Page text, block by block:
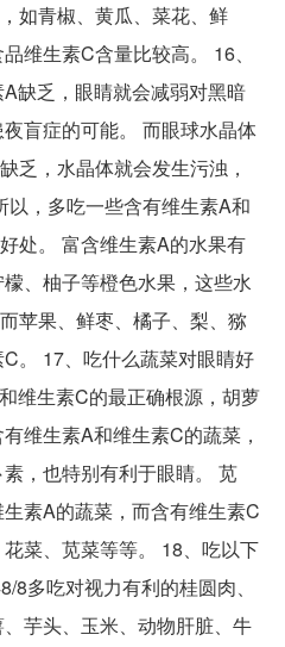
如青椒、黄瓜、菜花、鲜
维生素C含量比较高。 16、
缺乏，眼睛就会减弱对黑暗
盲症的可能。 而眼球水晶体
乏，水晶体就会发生污浊，
，多吃一些含有维生素A和
处。 富含维生素A的水果有
、柚子等橙色水果，这些水
苹果、鲜枣、橘子、梨、猕
。 17、吃什么蔬菜对眼睛好
维生素C的最正确根源，胡萝
维生素A和维生素C的蔬菜，
，也特别有利于眼睛。 苋
素A的蔬菜，而含有维生素C
菜、苋菜等等。 18、吃以下
8多吃对视力有利的桂圆肉、
芋头、玉米、动物肝脏、牛